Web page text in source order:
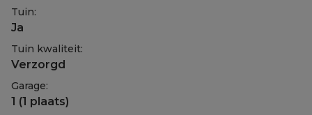
Tuin:
Ja
Tuin kwaliteit:
Verzorgd
Garage:
1 (1 plaats)